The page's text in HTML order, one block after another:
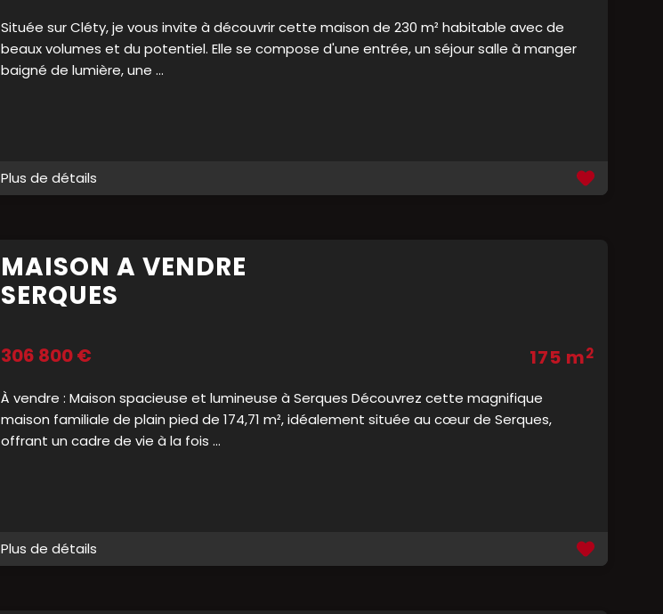
Située sur Cléty, je vous invite à découvrir cette maison de 230 m² habitable avec de
beaux volumes et du potentiel. Elle se compose d'une entrée, un séjour salle à manger
baigné de lumière, une ...
Plus de détails
MAISON A VENDRE
SERQUES
175 m2
306 800 €
À vendre : Maison spacieuse et lumineuse à Serques Découvrez cette magnifique
maison familiale de plain pied de 174,71 m², idéalement située au cœur de Serques,
offrant un cadre de vie à la fois ...
Plus de détails